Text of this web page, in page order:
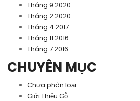
Tháng 9 2020
Tháng 2 2020
Tháng 4 2017
Tháng 11 2016
Tháng 7 2016
CHUYÊN MỤC
Chưa phân loại
Giới Thiệu Gỗ